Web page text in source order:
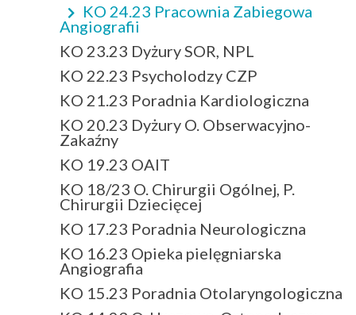
KO 24.23 Pracownia Zabiegowa
Angiografii
KO 23.23 Dyżury SOR, NPL
KO 22.23 Psycholodzy CZP
KO 21.23 Poradnia Kardiologiczna
KO 20.23 Dyżury O. Obserwacyjno-
Zakaźny
KO 19.23 OAIT
KO 18/23 O. Chirurgii Ogólnej, P.
Chirurgii Dziecięcej
KO 17.23 Poradnia Neurologiczna
KO 16.23 Opieka pielęgniarska
Angiografia
KO 15.23 Poradnia Otolaryngologiczna